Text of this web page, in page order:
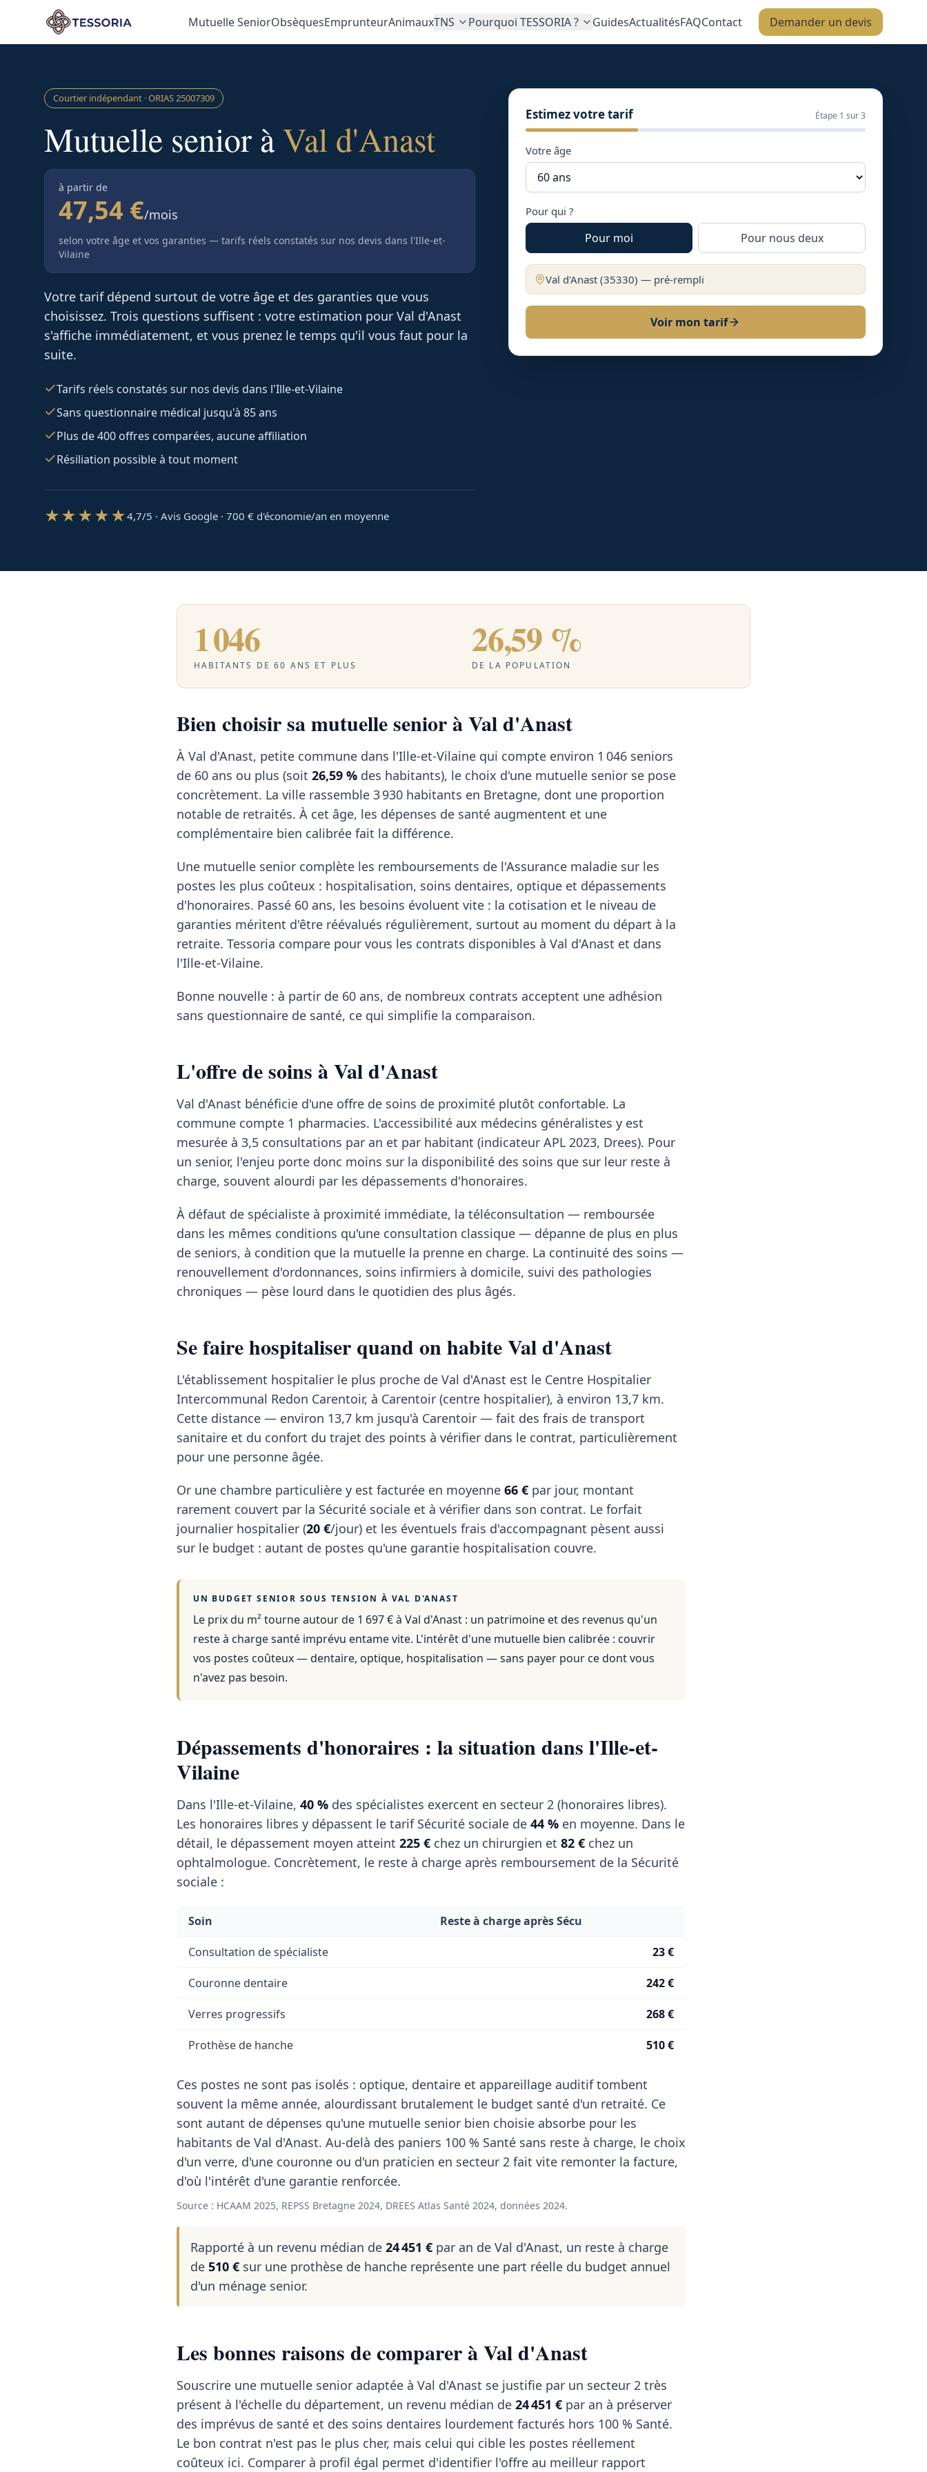
Aller au contenu principal
Mutuelle SeniorObsèquesEmprunteurAnimauxTNS Pourquoi TESSORIA ? GuidesActualitésFAQContact Demander un devis
Courtier indépendant · ORIAS25007309
Mutuelle senior àVal d'Anast
à partir de
47,54 €/mois
selon votre âge et vos garanties — tarifs réels constatés sur nos devis dans l'Ille-et-
Vilaine
Votre tarif dépend surtout de votre âge et des garanties que vous
choisissez. Trois questions suffisent : votre estimation pour Val d'Anast
s'affiche immédiatement, et vous prenez le temps qu'il vous faut pour la
suite.
Tarifs réels constatés sur nos devis dans l'Ille-et-Vilaine
Sans questionnaire médical jusqu'à 85 ans
Plus de 400 offres comparées, aucune affiliation
Résiliation possible à tout moment
★★★★★4,7/5 · Avis Google · 700 € d'économie/an en moyenne
Estimez votre tarif Étape 1 sur 3
Votre âge
Pour qui ?
Pour moi Pour nous deux
Val d'Anast(35330) — pré-rempli
Voir mon tarif
1 046
HABITANTS DE 60 ANS ET PLUS
26,59 %
DE LA POPULATION
Bien choisir sa mutuelle senior à Val d'Anast
À Val d'Anast, petite commune dans l'Ille-et-Vilaine qui compte environ 1 046 seniors
de 60 ans ou plus (soit 26,59 % des habitants), le choix d'une mutuelle senior se pose
concrètement. La ville rassemble 3 930 habitants en Bretagne, dont une proportion
notable de retraités. À cet âge, les dépenses de santé augmentent et une
complémentaire bien calibrée fait la différence.
Une mutuelle senior complète les remboursements de l'Assurance maladie sur les
postes les plus coûteux : hospitalisation, soins dentaires, optique et dépassements
d'honoraires. Passé 60 ans, les besoins évoluent vite : la cotisation et le niveau de
garanties méritent d'être réévalués régulièrement, surtout au moment du départ à la
retraite. Tessoria compare pour vous les contrats disponibles à Val d'Anast et dans
l'Ille-et-Vilaine.
Bonne nouvelle : à partir de 60 ans, de nombreux contrats acceptent une adhésion
sans questionnaire de santé, ce qui simplifie la comparaison.
L'offre de soins à Val d'Anast
Val d'Anast bénéficie d'une offre de soins de proximité plutôt confortable. La
commune compte 1 pharmacies. L'accessibilité aux médecins généralistes y est
mesurée à 3,5 consultations par an et par habitant (indicateur APL 2023, Drees). Pour
un senior, l'enjeu porte donc moins sur la disponibilité des soins que sur leur reste à
charge, souvent alourdi par les dépassements d'honoraires.
À défaut de spécialiste à proximité immédiate, la téléconsultation — remboursée
dans les mêmes conditions qu'une consultation classique — dépanne de plus en plus
de seniors, à condition que la mutuelle la prenne en charge. La continuité des soins —
renouvellement d'ordonnances, soins infirmiers à domicile, suivi des pathologies
chroniques — pèse lourd dans le quotidien des plus âgés.
Se faire hospitaliser quand on habite Val d'Anast
L'établissement hospitalier le plus proche de Val d'Anast est le Centre Hospitalier
Intercommunal Redon Carentoir, à Carentoir (centre hospitalier), à environ 13,7 km.
Cette distance — environ 13,7 km jusqu'à Carentoir — fait des frais de transport
sanitaire et du confort du trajet des points à vérifier dans le contrat, particulièrement
pour une personne âgée.
Or une chambre particulière y est facturée en moyenne 66 € par jour, montant
rarement couvert par la Sécurité sociale et à vérifier dans son contrat. Le forfait
journalier hospitalier (20 €/jour) et les éventuels frais d'accompagnant pèsent aussi
sur le budget : autant de postes qu'une garantie hospitalisation couvre.
UN BUDGET SENIOR SOUS TENSION À VAL D'ANAST
Le prix du m² tourne autour de 1 697 €à Val d'Anast : un patrimoine et des revenus qu'un
reste à charge santé imprévu entame vite. L'intérêt d'une mutuelle bien calibrée : couvrir
vos postes coûteux — dentaire, optique, hospitalisation — sans payer pour ce dont vous
n'avez pas besoin.
Dépassements d'honoraires : la situation dans l'Ille-et-
Vilaine
Dans l'Ille-et-Vilaine, 40 % des spécialistes exercent en secteur 2 (honoraires libres).
Les honoraires libres y dépassent le tarif Sécurité sociale de 44 % en moyenne. Dans le
détail, le dépassement moyen atteint 225 € chez un chirurgien et 82 € chez un
ophtalmologue. Concrètement, le reste à charge après remboursement de la Sécurité
sociale :
Soin Reste à charge après Sécu
Consultation de spécialiste 23 €
Couronne dentaire 242 €
Verres progressifs 268 €
Prothèse de hanche 510 €
Ces postes ne sont pas isolés : optique, dentaire et appareillage auditif tombent
souvent la même année, alourdissant brutalement le budget santé d'un retraité. Ce
sont autant de dépenses qu'une mutuelle senior bien choisie absorbe pour les
habitants de Val d'Anast. Au-delà des paniers 100 % Santé sans reste à charge, le choix
d'un verre, d'une couronne ou d'un praticien en secteur 2 fait vite remonter la facture,
d'où l'intérêt d'une garantie renforcée.
Source : HCAAM 2025, REPSS Bretagne 2024, DREES Atlas Santé 2024, données 2024.
Rapporté à un revenu médian de 24 451 € par an de Val d'Anast, un reste à charge
de 510 € sur une prothèse de hanche représente une part réelle du budget annuel
d'un ménage senior.
Les bonnes raisons de comparer à Val d'Anast
Souscrire une mutuelle senior adaptée à Val d'Anast se justifie par un secteur 2 très
présent à l'échelle du département, un revenu médian de 24 451 € par an à préserver
des imprévus de santé et des soins dentaires lourdement facturés hors 100 % Santé.
Le bon contrat n'est pas le plus cher, mais celui qui cible les postes réellement
coûteux ici. Comparer à profil égal permet d'identifier l'offre au meilleur rapport